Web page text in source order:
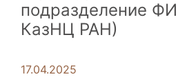
подразделение
КазНЦ РАН)
17.04.2025